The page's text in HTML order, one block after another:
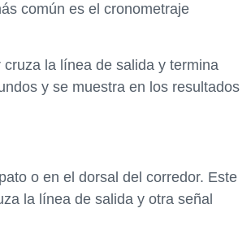
común es el cronometraje
la línea de salida y termina
y se muestra en los resultados
o en el dorsal del corredor. Este
la línea de salida y otra señal